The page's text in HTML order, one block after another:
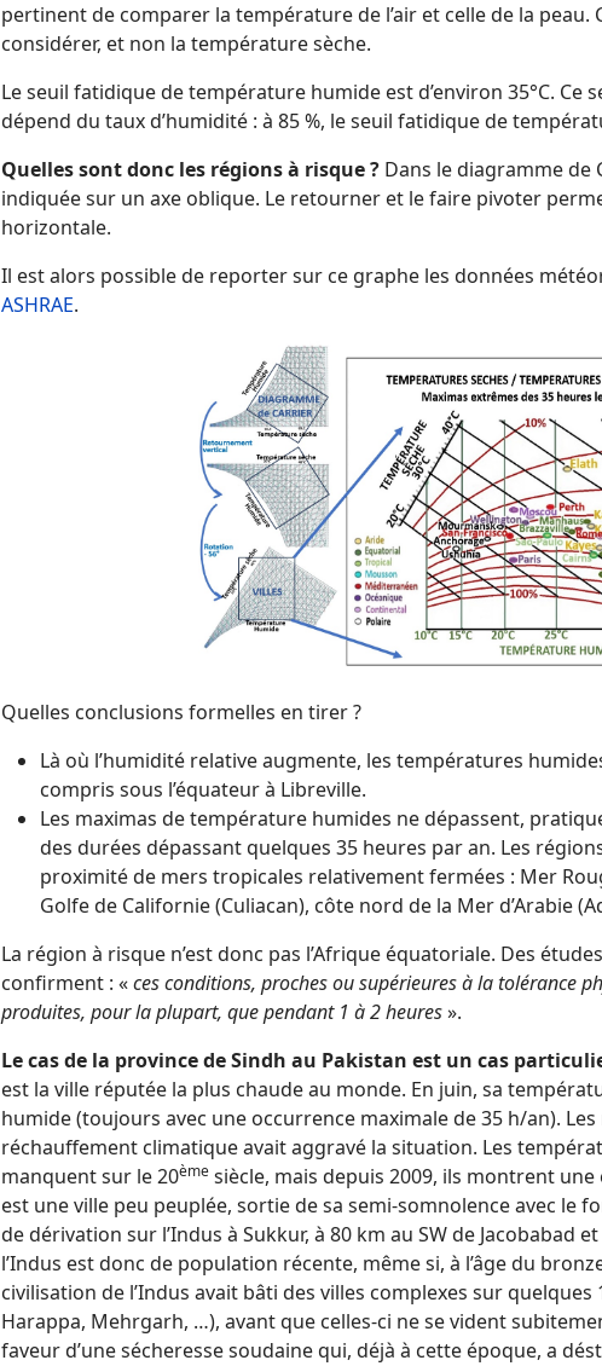
pertinent de comparer la température de l’air et celle de la peau.
considérer, et non la température sèche.
Le seuil fatidique de température humide est d’environ 35°C. Ce
dépend du taux d’humidité : à 85 %, le seuil fatidique de
Quelles sont donc les régions à risque ? Dans le diagramme de
indiquée sur un axe oblique. Le retourner et le faire pivoter
horizontale.
Il est alors possible de reporter sur ce graphe les données
ASHRAE.
Quelles conclusions formelles en tirer ?
Là où l’humidité relative augmente, les températures
compris sous l’équateur à Libreville.
Les maximas de température humides ne dépassent,
des durées dépassant quelques 35 heures par an. Les
proximité de mers tropicales relativement fermées : Mer
Golfe de Californie (Culiacan), côte nord de la Mer d’Arabie
La région à risque n’est donc pas l’Afrique équatoriale. Des
confirment : «ces conditions, proches ou supérieures à la tolérance
produites, pour la plupart, que pendant 1 à 2 heures».
Le cas de la province de Sindh au Pakistan est un cas
est la ville réputée la plus chaude au monde. En juin, sa
humide (toujours avec une occurrence maximale de 35 h/an).
réchauffement climatique avait aggravé la situation. Les
manquent sur le 20ème siècle, mais depuis 2009, ils montrent
est une ville peu peuplée, sortie de sa semi-somnolence avec le
de dérivation sur l’Indus à Sukkur, à 80 km au SW de Jacobabad
l’Indus est donc de population récente, même si, à l’âge du bronze
civilisation de l’Indus avait bâti des villes complexes sur
Harappa, Mehrgarh, …), avant que celles-ci ne se vident
faveur d’une sécheresse soudaine qui, déjà à cette époque, a